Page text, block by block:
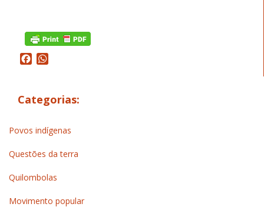
Facebook
Categorias:
Povos indígenas
Questões da terra
Quilombolas
Movimento popular